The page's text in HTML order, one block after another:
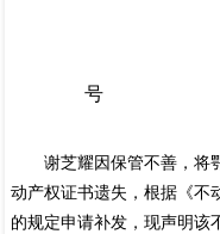
号
谢芝耀 因保管不善，将
动产权证书遗失 ，根据《
的规定申请补发，现声明该